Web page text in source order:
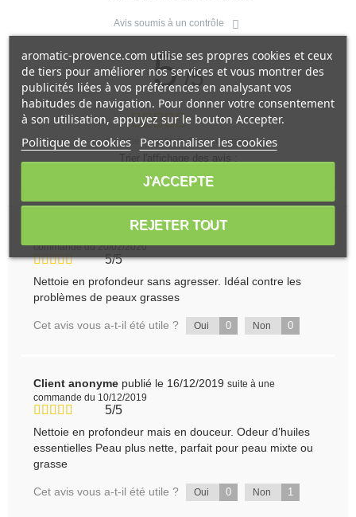
Avis soumis à un contrôle
5/5
Calculé à partir de5avis client(s)
Trier l'affichage des avis :
publié le 26/02/2020
commande du 20/02/2020
5/5
Nettoie en profondeur sans agresser. Idéal contre les
problèmes de peaux grasses
Cet avis vous a-t-il été utile ? Oui 0 Non 0
Client anonyme publié le 16/12/2019 suite à une
commande du 10/12/2019
5/5
Nettoie en profondeur mais en douceur. Odeur d’huiles
essentielles Peau plus nette, parfait pour peau mixte ou
grasse
Cet avis vous a-t-il été utile ? Oui 0 Non 1
aromatic-provence.com utilise ses propres cookies et ceux
de tiers pour améliorer nos services et vous montrer des
publicités liées à vos préférences en analysant vos
habitudes de navigation. Pour donner votre consentement
à son utilisation, appuyez sur le bouton Accepter.
Politique de cookies Personnaliser les cookies
REJETER TOUT
J'ACCEPTE